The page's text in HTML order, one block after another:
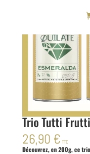
Trio Tutti
26,90 € TTC
Découvrez, en 200g, ce